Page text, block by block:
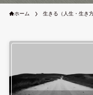
ホーム 生きる（人生・生き